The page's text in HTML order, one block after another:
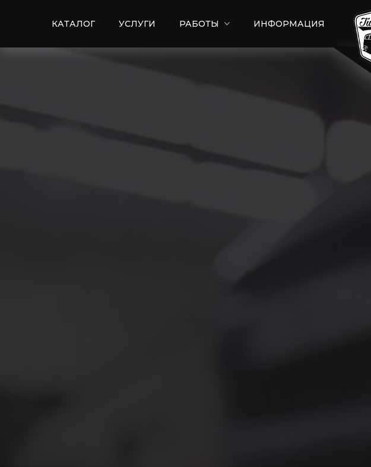
КАТАЛОГ УСЛУГИ РАБОТЫ ИНФОРМАЦИЯ